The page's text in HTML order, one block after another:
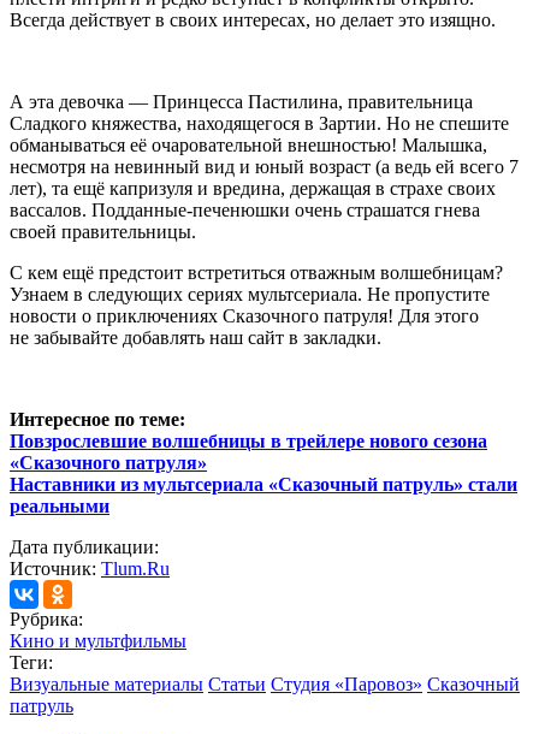
Всегда действует в своих интересах, но делает это изящно.
А эта девочка — Принцесса Пастилина, правительница
Сладкого княжества, находящегося в Зартии. Но не спешите
обманываться её очаровательной внешностью! Малышка,
несмотря на невинный вид и юный возраст (а ведь ей всего 7
лет), та ещё капризуля и вредина, держащая в страхе своих
вассалов. Подданные-печенюшки очень страшатся гнева
своей правительницы.
С кем ещё предстоит встретиться отважным волшебницам?
Узнаем в следующих сериях мультсериала. Не пропустите
новости о приключениях Сказочного патруля! Для этого
не забывайте добавлять наш сайт в закладки.
Интересное по теме:
Повзрослевшие волшебницы в трейлере нового сезона
«Сказочного патруля»
Наставники из мультсериала «Сказочный патруль» стали
реальными
Дата публикации:
Источник: Tlum.Ru
Рубрика:
Кино и мультфильмы
Теги:
Визуальные материалы Статьи Студия «Паровоз» Сказочный
патруль